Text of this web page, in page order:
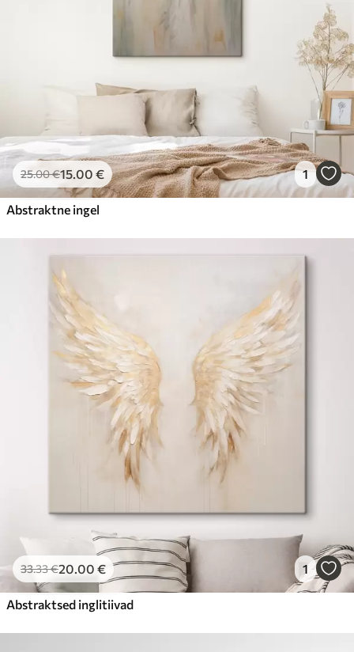
25.00€15.00 € 1
Abstraktne ingel
33.33€20.00 € 1
Abstraktsed inglitiivad